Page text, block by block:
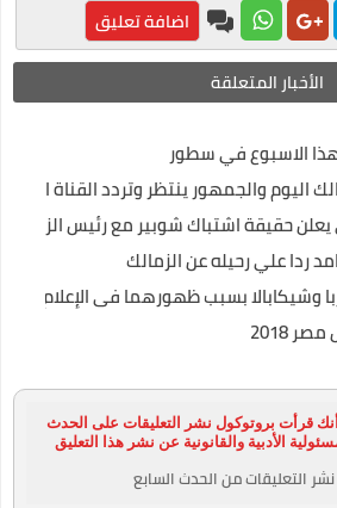
من قبل
البشرة خلال اسبوع واحد فقط
التي لا يمكن الاستغناء عنها 2020
خطوة بخطوة
الصينية تؤكد على المريض صفر قد
الإعدادية
العامة فيما درسه الطالب حتى منهج
من الأكمنة للتأكد من تطبيق قرارات حظر
اضافة تعليق
الأخبار المتعلقة
الاسبوع في سطور
اليوم والجمهور ينتظر وتردد القناة الجديد
حقيقة اشتباك شوبير مع رئيس الزمالك
ردا علي رحيله عن الزمالك
وشيكابالا بسبب ظهورهما فى الإعلام
2018
قرأت بروتوكول نشر التعليقات على الحدث
الأدبية والقانونية عن نشر هذا التعليق
التعليقات من الحدث السابع